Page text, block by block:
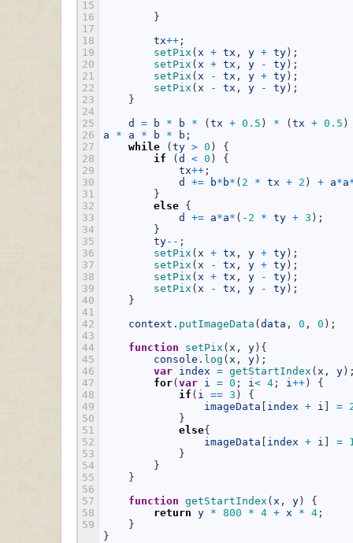
15
16
17
18
19
20
21
22
23
24
25
26
27
28
29
30
31
32
33
34
35
36
37
38
39
40
41
42
43
44
45
46
47
48
49
50
51
52
53
54
55
56
57
58
59
}
tx++ ;
setPix ( x + tx , y + ty ) ;
setPix ( x + tx , y - ty ) ;
setPix ( x - tx , y + ty ) ;
setPix ( x - tx , y - ty ) ;
}
d
= b * b * ( tx + 0.5 ) * ( tx + 0.5 )
a
* a * b * b ;
while
( ty > 0 )
{
if
( d < 0 )
{
tx++ ;
d
+= b* b* ( 2 * tx + 2 ) + a*a
}
else {
d
+= a*a* ( - 2 * ty + 3 ) ;
}
ty-- ;
setPix ( x + tx , y + ty ) ;
setPix ( x - tx , y + ty ) ;
setPix ( x + tx , y - ty ) ;
setPix ( x - tx , y - ty ) ;
}
context . putImageData ( data , 0 , 0 ) ;
function
setPix ( x , y ) {
console . log ( x , y ) ;
var index = getStartIndex ( x , y )
for( var i = 0 ; i< 4 ; i++ )
{
if ( i == 3 )
{
imageData
index + i =
}
else{
imageData
index + i =
}
}
}
function getStartIndex ( x , y )
{
return y * 800 * 4 + x * 4 ;
}
}